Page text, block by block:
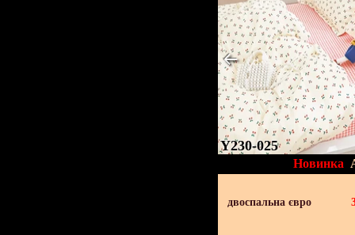
Y230-025
Новинка
двоспальна євро